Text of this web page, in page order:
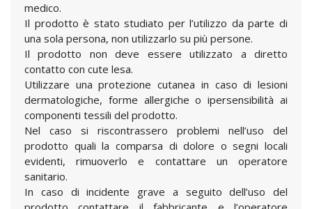
medico.
Il prodotto è stato studiato per l’utilizzo da parte di
una sola persona, non utilizzarlo su più persone.
Il prodotto non deve essere utilizzato a diretto
contatto con cute lesa.
Utilizzare una protezione cutanea in caso di lesioni
dermatologiche, forme allergiche o ipersensibilità ai
componenti tessili del prodotto.
Nel caso si riscontrassero problemi nell’uso del
prodotto quali la comparsa di dolore o segni locali
evidenti, rimuoverlo e contattare un operatore
sanitario.
In caso di incidente grave a seguito dell’uso del